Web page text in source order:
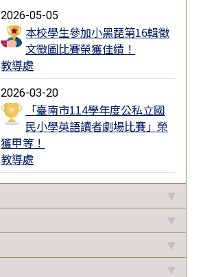
2026-05-05
本校學生參加小黑琵第16輯徵
文徵圖比賽榮獲佳績！
教導處
2026-03-20
「臺南市114學年度公私立國
民小學英語讀者劇場比賽」榮
獲甲等！
教導處